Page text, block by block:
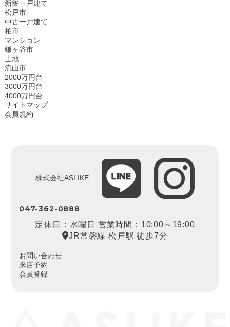
新築一戸建て
松戸市
中古一戸建て
柏市
マンション
鎌ヶ谷市
土地
流山市
2000万円台
3000万円台
4000万円台
サイトマップ
会員規約
株式会社ASLIKE
047-362-0888
定休日：水曜日 営業時間：10:00～19:00
JR常磐線 松戸駅 徒歩7分
お問い合わせ
来店予約
会員登録